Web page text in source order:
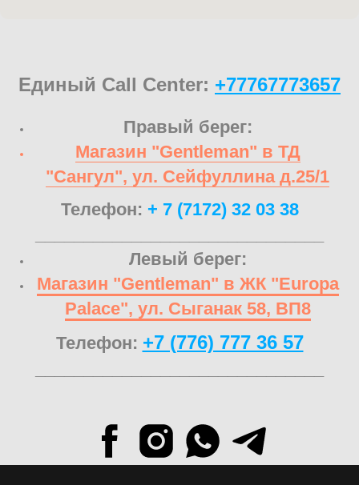
Единый Call Center: +77767773657
Правый берег:
Магазин "Gentleman" в ТД
"Сангул", ул. Сейфуллина д.25/1
Телефон: + 7 (7172) 32 03 38
Левый берег:
Магазин "Gentleman" в ЖК "Europa
Palace", ул. Сыганак 58, ВП8
Телефон: +7 (776) 777 36 57